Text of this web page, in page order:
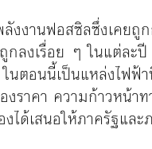
งงานฟอสซิลซึ่งเคย
ลงเรื่อย ๆ ในแต่ละ
นตอนนี้เป็นแหล่งไฟฟ้
ราคา ความก้าวหน้า
ได้เสนอให้ภาครัฐแ